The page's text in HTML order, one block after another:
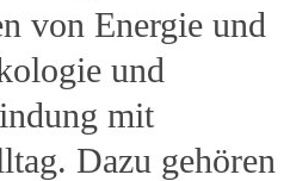
von Energie und
und
mit
Dazu gehören